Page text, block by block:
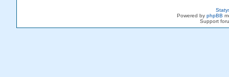
Powered by phpBB
Support